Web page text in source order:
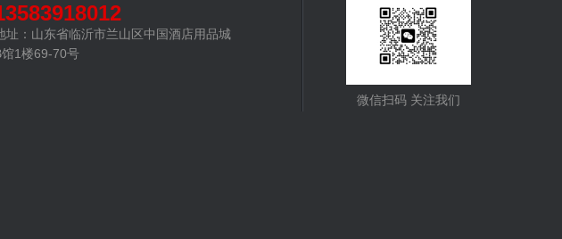
址：山东省临沂市兰山区中国酒店用品城
馆1楼69-70号
微信扫码 关注我们